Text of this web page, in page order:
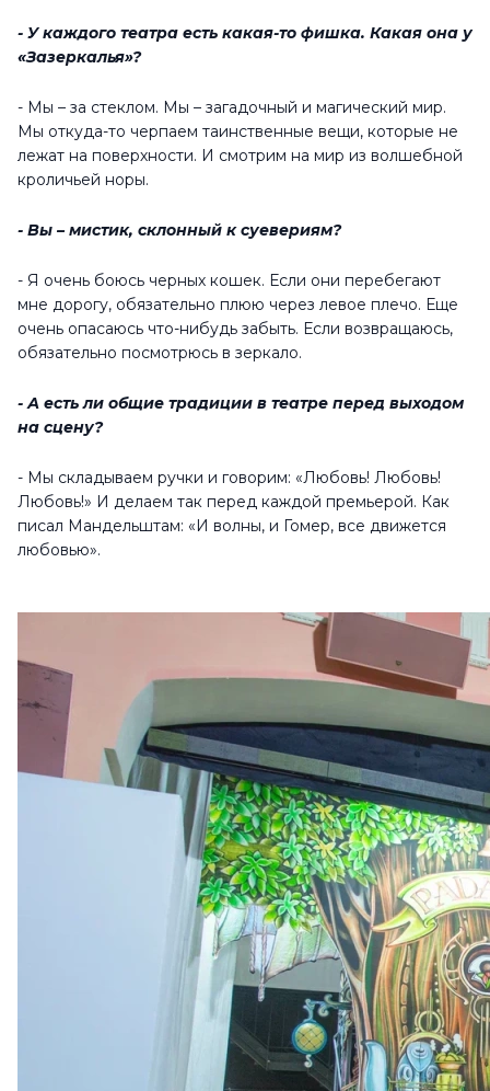
- У каждого театра есть какая-то фишка. Какая она у
«Зазеркалья»?
- Мы – за стеклом. Мы – загадочный и магический мир.
Мы откуда-то черпаем таинственные вещи, которые не
лежат на поверхности. И смотрим на мир из волшебной
кроличьей норы.
- Вы – мистик, склонный к суевериям?
- Я очень боюсь черных кошек. Если они перебегают
мне дорогу, обязательно плюю через левое плечо. Еще
очень опасаюсь что-нибудь забыть. Если возвращаюсь,
обязательно посмотрюсь в зеркало.
- А есть ли общие традиции в театре перед выходом
на сцену?
- Мы складываем ручки и говорим: «Любовь! Любовь!
Любовь!» И делаем так перед каждой премьерой. Как
писал Мандельштам: «И волны, и Гомер, все движется
любовью».